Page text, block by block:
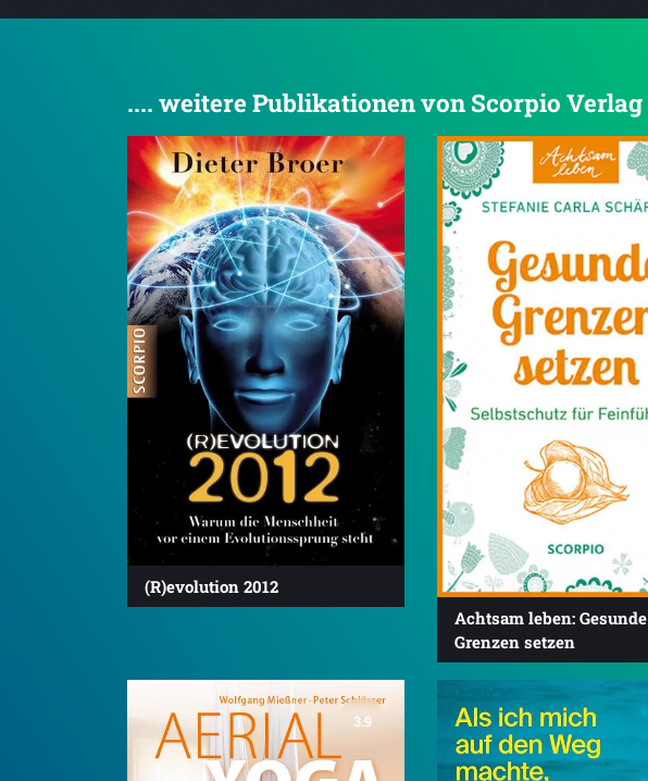
.... weitere Publikationen von Scorpio Verlag
(R)evolution 2012
Achtsam leben: Gesunde
Grenzen setzen
3.9